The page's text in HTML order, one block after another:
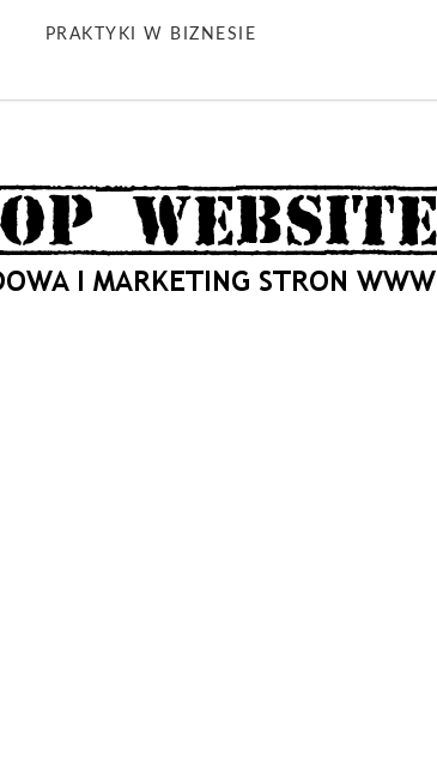
PRAKTYKI W BIZNESIE